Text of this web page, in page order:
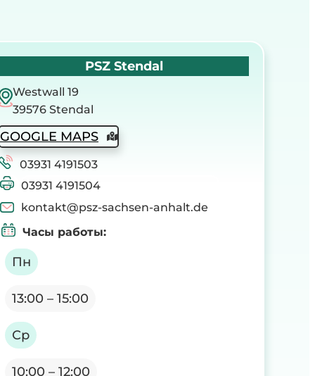
PSZ Stendal
Westwall 19
39576 Stendal
GOOGLE MAPS
03931 4191503
03931 4191504
kontakt@psz-sachsen-anhalt.de
Часы работы:
Пн
13:00 – 15:00
Ср
10:00 – 12:00